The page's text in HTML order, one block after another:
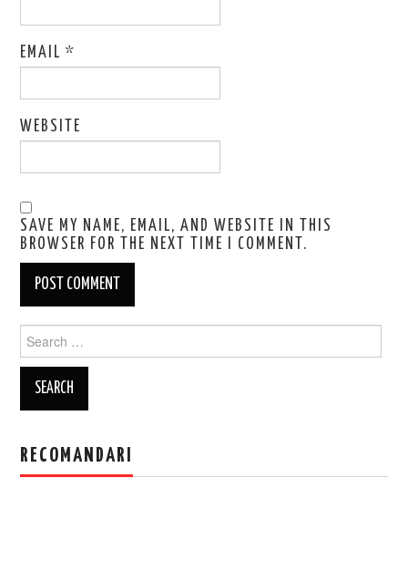
EMAIL*
WEBSITE
SAVE MY NAME, EMAIL, AND WEBSITE IN THIS
BROWSER FOR THE NEXT TIME I COMMENT.
Search
for:
RECOMANDARI